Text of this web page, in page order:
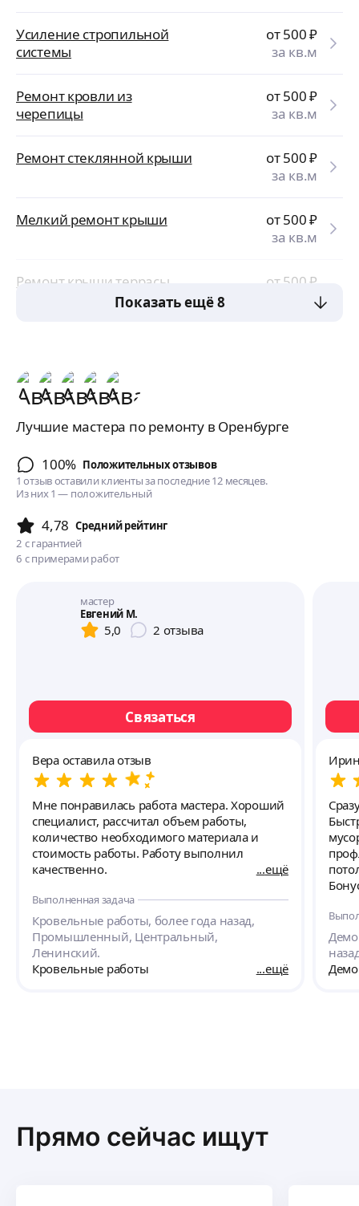
Усиление стропильной
системы
от 500₽
за кв.м
Ремонт кровли из
черепицы
от 500₽
за кв.м
Ремонт стеклянной крыши от 500₽
за кв.м
Мелкий ремонт крыши от 500₽
за кв.м
Ремонт крыши террасы от 500₽
за кв.м
Показать ещё 8
Лучшие мастера по ремонту в Оренбурге
100% Положительных отзывов
1 отзыв оставили клиенты за последние 12 месяцев.
Из них 1 — положительный
4,78 Cредний рейтинг
2 с гарантией
6 с примерами работ
мастер
Евгений М.
5,0 2 отзыва
Связаться
Вера оставила отзыв
Мне понравилась работа мастера. Хороший
специалист, рассчитал объем работы,
количество необходимого материала и
стоимость работы. Работу выполнил
качественно.
ещё
Выполненная задача
Кровельные работы, более года назад,
Промышленный, Центральный,
Ленинский.
Кровельные работы
ещё
вы
Прямо сейчас ищут